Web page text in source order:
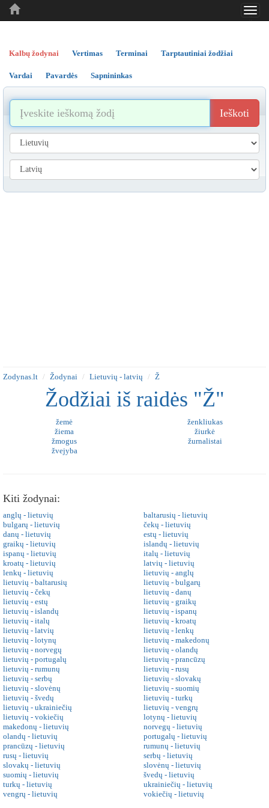
..
..
Kalbų žodynai Vertimas Terminai Tarptautiniai žodžiai
Vardai Pavardės Sapnininkas
Ieškoti
Zodynas.lt Žodynai Lietuvių - latvių Ž
Žodžiai iš raidės "Ž"
žemė
ženkliukas
žiema
žiurkė
žmogus
žurnalistai
žvejyba
Kiti žodynai:
anglų - lietuvių
baltarusių - lietuvių
bulgarų - lietuvių
čekų - lietuvių
danų - lietuvių
estų - lietuvių
graikų - lietuvių
islandų - lietuvių
ispanų - lietuvių
italų - lietuvių
kroatų - lietuvių
latvių - lietuvių
lenkų - lietuvių
lietuvių - anglų
lietuvių - baltarusių
lietuvių - bulgarų
lietuvių - čekų
lietuvių - danų
lietuvių - estų
lietuvių - graikų
lietuvių - islandų
lietuvių - ispanų
lietuvių - italų
lietuvių - kroatų
lietuvių - latvių
lietuvių - lenkų
lietuvių - lotynų
lietuvių - makedonų
lietuvių - norvegų
lietuvių - olandų
lietuvių - portugalų
lietuvių - prancūzų
lietuvių - rumunų
lietuvių - rusų
lietuvių - serbų
lietuvių - slovakų
lietuvių - slovėnų
lietuvių - suomių
lietuvių - švedų
lietuvių - turkų
lietuvių - ukrainiečių
lietuvių - vengrų
lietuvių - vokiečių
lotynų - lietuvių
makedonų - lietuvių
norvegų - lietuvių
olandų - lietuvių
portugalų - lietuvių
prancūzų - lietuvių
rumunų - lietuvių
rusų - lietuvių
serbų - lietuvių
slovakų - lietuvių
slovėnų - lietuvių
suomių - lietuvių
švedų - lietuvių
turkų - lietuvių
ukrainiečių - lietuvių
vengrų - lietuvių
vokiečių - lietuvių